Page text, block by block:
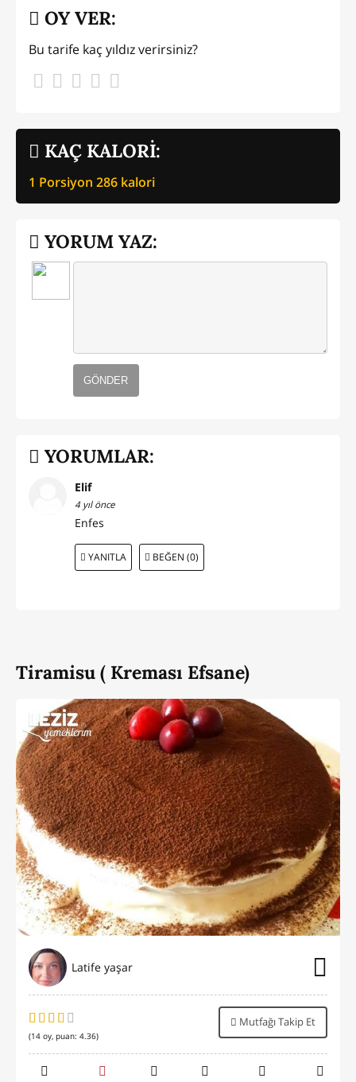
KAÇ KALORİ:
1 Porsiyon 286 kalori
OY VER:
Bu tarife kaç yıldız verirsiniz?
YORUM YAZ:
GÖNDER
YORUMLAR:
Elif
4 yıl önce
Enfes
YANITLA BEĞEN (0)
Tiramisu ( Kreması Efsane)
Latife yaşar
(14 oy, puan: 4.36)
Mutfağı Takip Et